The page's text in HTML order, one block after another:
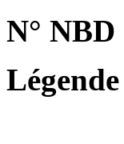
N° NBD